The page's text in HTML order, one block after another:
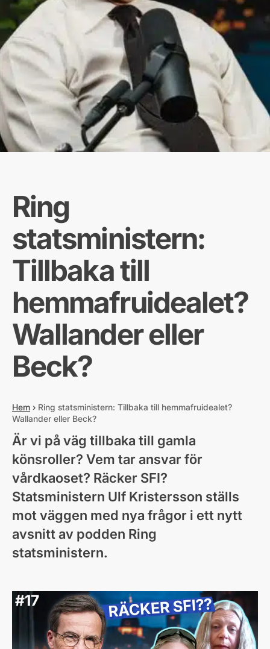
Ring
statsministern:
Tillbaka till
hemmafruidealet?
Wallander eller
Beck?
Hem › Ring statsministern: Tillbaka till hemmafruidealet?
Wallander eller Beck?
Är vi på väg tillbaka till gamla
könsroller? Vem tar ansvar för
vårdkaoset? Räcker SFI?
Statsministern Ulf Kristersson ställs
mot väggen med nya frågor i ett nytt
avsnitt av podden Ring
statsministern.